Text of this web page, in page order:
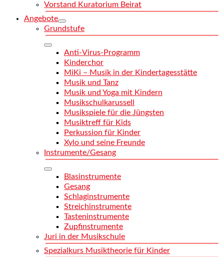
Vorstand Kuratorium Beirat
Angebote
Grundstufe
Anti-Virus-Programm
Kinderchor
MiKi – Musik in der Kindertagesstätte
Musik und Tanz
Musik und Yoga mit Kindern
Musikschulkarussell
Musikspiele für die Jüngsten
Musiktreff für Kids
Perkussion für Kinder
Xylo und seine Freunde
Instrumente/Gesang
Blasinstrumente
Gesang
Schlaginstrumente
Streichinstrumente
Tasteninstrumente
Zupfinstrumente
Juri in der Musikschule
Spezialkurs Musiktheorie für Kinder